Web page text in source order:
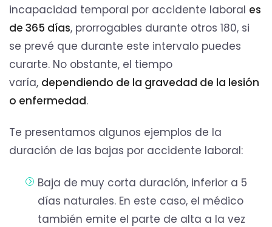
incapacidad temporal por accidente laboral es
de 365 días, prorrogables durante otros 180, si
se prevé que durante este intervalo puedes
curarte. No obstante, el tiempo
varía, dependiendo de la gravedad de la lesión
o enfermedad.
Te presentamos algunos ejemplos de la
duración de las bajas por accidente laboral:
Baja de muy corta duración, inferior a 5
días naturales. En este caso, el médico
también emite el parte de alta a la vez